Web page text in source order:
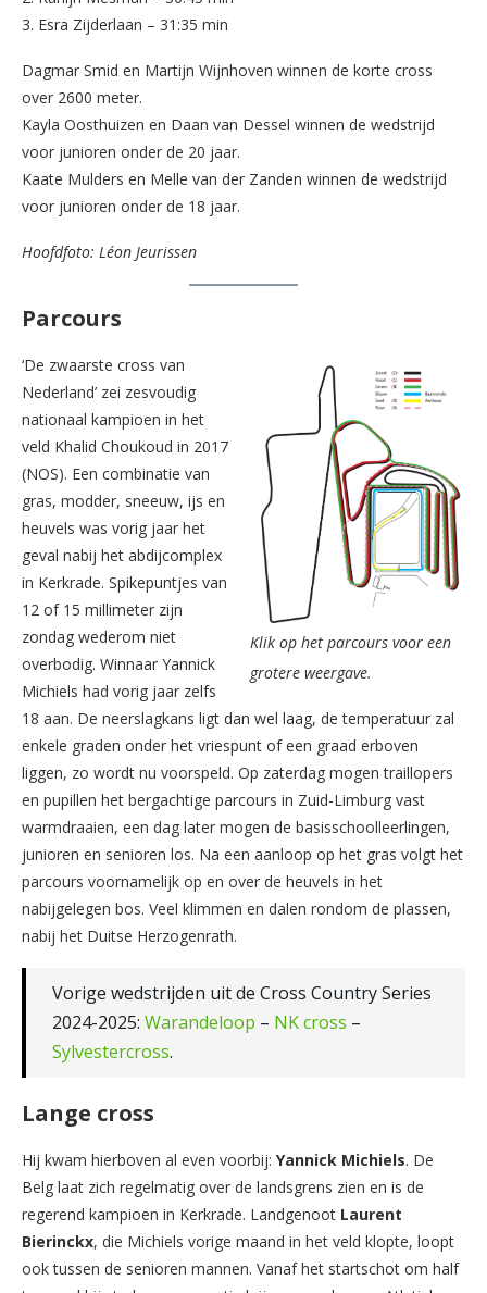
3. Esra Zijderlaan – 31:35 min
Dagmar Smid en Martijn Wijnhoven winnen de korte cross
over 2600 meter.
Kayla Oosthuizen en Daan van Dessel winnen de wedstrijd
voor junioren onder de 20 jaar.
Kaate Mulders en Melle van der Zanden winnen de wedstrijd
voor junioren onder de 18 jaar.
Hoofdfoto: Léon Jeurissen
Parcours
Klik op het parcours voor een
grotere weergave.
‘De zwaarste cross van
Nederland’ zei zesvoudig
nationaal kampioen in het
veld Khalid Choukoud in 2017
(NOS). Een combinatie van
gras, modder, sneeuw, ijs en
heuvels was vorig jaar het
geval nabij het abdijcomplex
in Kerkrade. Spikepuntjes van
12 of 15 millimeter zijn
zondag wederom niet
overbodig. Winnaar Yannick
Michiels had vorig jaar zelfs
18 aan. De neerslagkans ligt dan wel laag, de temperatuur zal
enkele graden onder het vriespunt of een graad erboven
liggen, zo wordt nu voorspeld. Op zaterdag mogen traillopers
en pupillen het bergachtige parcours in Zuid-Limburg vast
warmdraaien, een dag later mogen de basisschoolleerlingen,
junioren en senioren los. Na een aanloop op het gras volgt het
parcours voornamelijk op en over de heuvels in het
nabijgelegen bos. Veel klimmen en dalen rondom de plassen,
nabij het Duitse Herzogenrath.
Vorige wedstrijden uit de Cross Country Series
2024-2025: Warandeloop – NK cross –
Sylvestercross.
Lange cross
Hij kwam hierboven al even voorbij: Yannick Michiels. De
Belg laat zich regelmatig over de landsgrens zien en is de
regerend kampioen in Kerkrade. Landgenoot Laurent
Bierinckx, die Michiels vorige maand in het veld klopte, loopt
ook tussen de senioren mannen. Vanaf het startschot om half